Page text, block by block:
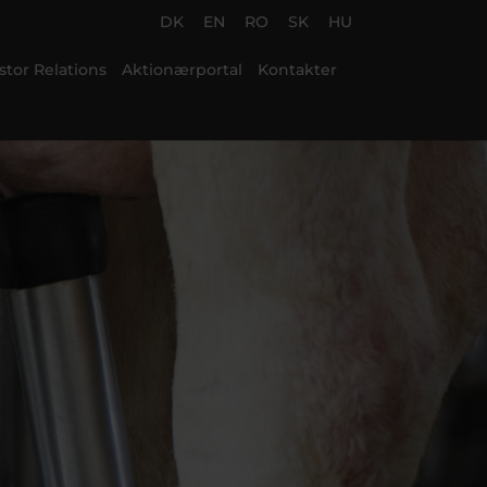
DK EN RO SK HU
Relations Aktionærportal Kontakter